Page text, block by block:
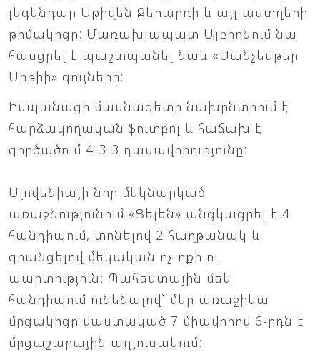
լեգենդար Սթիվեն Ջերարդի և այլ աստղերի
թիմակիցը: Մառախլապատ Ալբիոնում նա
հասցրել է պաշտպանել նաև «Մանչեսթեր
Սիթիի» գույները:
Իսպանացի մասնագետը նախընտրում է
հարձակողական ֆուտբոլ և հաճախ է
գործածում 4-3-3 դասավորությունը:
Սլովենիայի նոր մեկնարկած
առաջնությունում «Ցելեն» անցկացրել է 4
հանդիպում, տոնելով 2 հաղթանակ և
գրանցելով մեկական ոչ-ոքի ու
պարտություն: Պահեստային մեկ
հանդիպում ունենալով` մեր առաջիկա
մրցակիցը վաստակած 7 միավորով 6-րդն է
մրցաշարային աղյուսակում: